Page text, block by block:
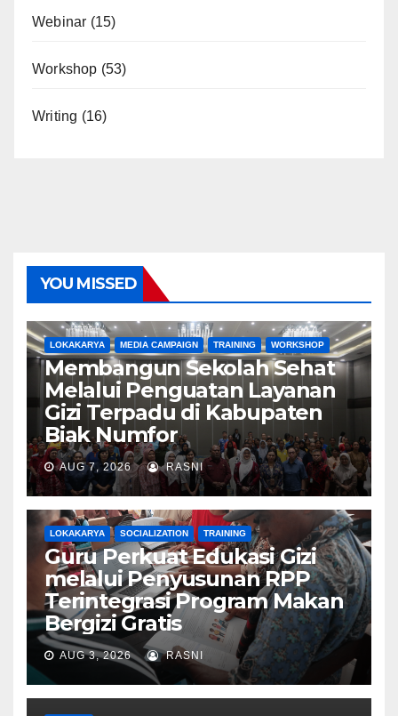
Webinar (15)
Workshop (53)
Writing (16)
YOU MISSED
LOKAKARYA MEDIA CAMPAIGN TRAINING WORKSHOP
Membangun Sekolah Sehat
Melalui Penguatan Layanan
Gizi Terpadu di Kabupaten
Biak Numfor
AUG 7, 2026 RASNI
LOKAKARYA SOCIALIZATION TRAINING
Guru Perkuat Edukasi Gizi
melalui Penyusunan RPP
Terintegrasi Program Makan
Bergizi Gratis
AUG 3, 2026 RASNI